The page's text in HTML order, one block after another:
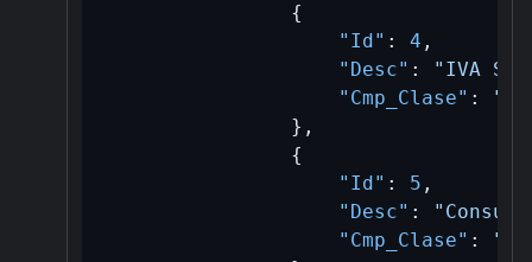
{
"Id" : 4 ,
"Desc" :
"IVA
"Cmp_Clase" :
"B/
} ,
{
"Id" : 5 ,
"Desc" :
"Cmp_Clase" :
"B/